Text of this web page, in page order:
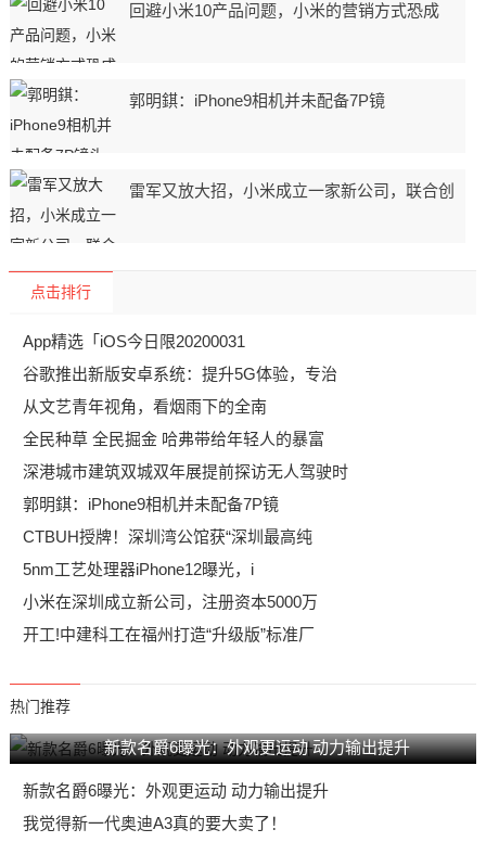
回避小米10产品问题，小米的营销方式恐成
郭明錤：iPhone9相机并未配备7P镜
雷军又放大招，小米成立一家新公司，联合创
点击排行
App精选「iOS今日限20200031
谷歌推出新版安卓系统：提升5G体验，专治
从文艺青年视角，看烟雨下的全南
全民种草 全民掘金 哈弗带给年轻人的暴富
深港城市建筑双城双年展提前探访无人驾驶时
郭明錤：iPhone9相机并未配备7P镜
CTBUH授牌！深圳湾公馆获“深圳最高纯
5nm工艺处理器iPhone12曝光，i
小米在深圳成立新公司，注册资本5000万
开工!中建科工在福州打造“升级版”标准厂
热门推荐
新款名爵6曝光：外观更运动 动力输出提升
新款名爵6曝光：外观更运动 动力输出提升
我觉得新一代奥迪A3真的要大卖了！